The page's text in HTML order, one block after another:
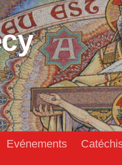
Evénements